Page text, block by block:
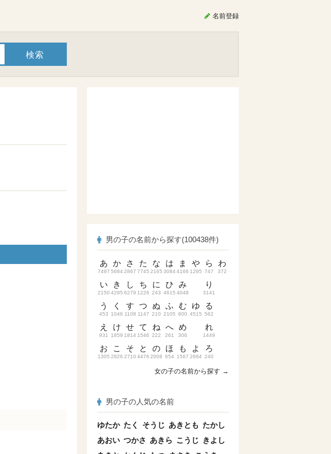
名前登録
男の子の名前から探す(100438件)
あ
7497
い
2150
う
453
え
931
お
1305
か
5684
き
4295
く
1046
け
1859
こ
2826
さ
2867
し
6279
す
1108
せ
1814
そ
2710
た
7745
ち
1226
つ
1147
て
1546
と
4476
な
2165
に
243
ぬ
210
ね
222
の
2008
は
3084
ひ
4615
ふ
2105
へ
261
ほ
654
ま
4166
み
4048
む
800
め
306
も
1567
や
1295
ゆ
4515
よ
2684
ら
747
り
3141
る
562
れ
1449
ろ
240
わ
372
女の子の名前から探す →
男の子の人気の名前
ゆたか たく そうじ あきとも たかし
あおい つかさ あきら こうじ きよし